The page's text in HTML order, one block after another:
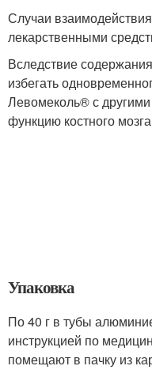
Случаи
лекарственными
Вследствие
избегать
Левомеколь® с
функцию костного
Упаковка
По 40 г в тубы
инструкцией по
помещают в пачку из